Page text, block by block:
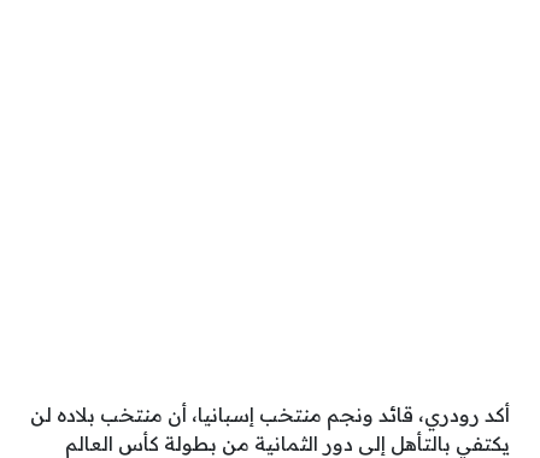
أكد رودري، قائد ونجم منتخب إسبانيا، أن منتخب بلاده لن
يكتفي بالتأهل إلى دور الثمانية من بطولة كأس العالم